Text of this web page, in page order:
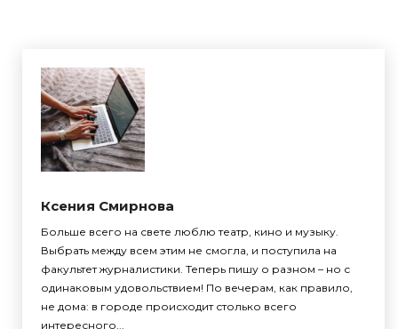
Ксения Смирнова
Больше всего на свете люблю театр, кино и музыку.
Выбрать между всем этим не смогла, и поступила на
факультет журналистики. Теперь пишу о разном – но с
одинаковым удовольствием! По вечерам, как правило,
не дома: в городе происходит столько всего
интересного...